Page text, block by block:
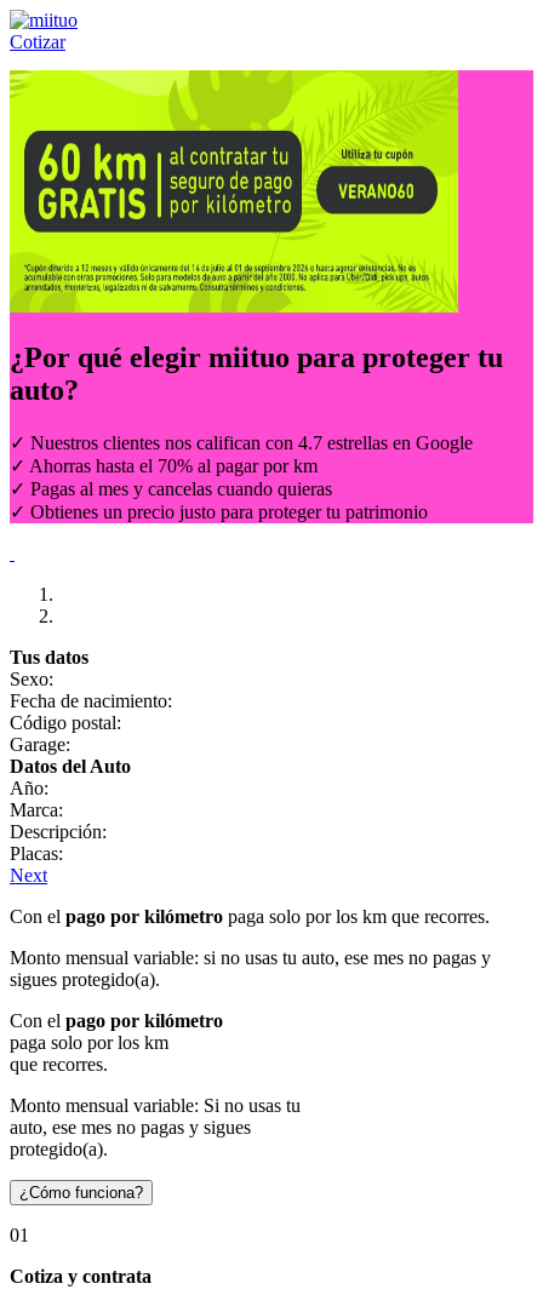
Cotizar
Llámanos al:(55) 84-21-05-00 ó
¿Por qué elegir miituo para proteger tu
auto?
✓ Nuestros clientes nos califican con 4.7 estrellas en Google
✓ Ahorras hasta el 70% al pagar por km
✓ Pagas al mes y cancelas cuando quieras
✓ Obtienes un precio justo para proteger tu patrimonio
Tus datos
Sexo:
Fecha de nacimiento:
Código postal:
Garage:
Datos del Auto
Año:
Marca:
Descripción:
Placas:
Next
Con el pago por kilómetro paga solo por los km que recorres.
Monto mensual variable: si no usas tu auto, ese mes no pagas y
sigues protegido(a).
Con el pago por kilómetro
paga solo por los km
que recorres.
Monto mensual variable: Si no usas tu
auto, ese mes no pagas y sigues
protegido(a).
¿Cómo funciona?
01
Cotiza y contrata